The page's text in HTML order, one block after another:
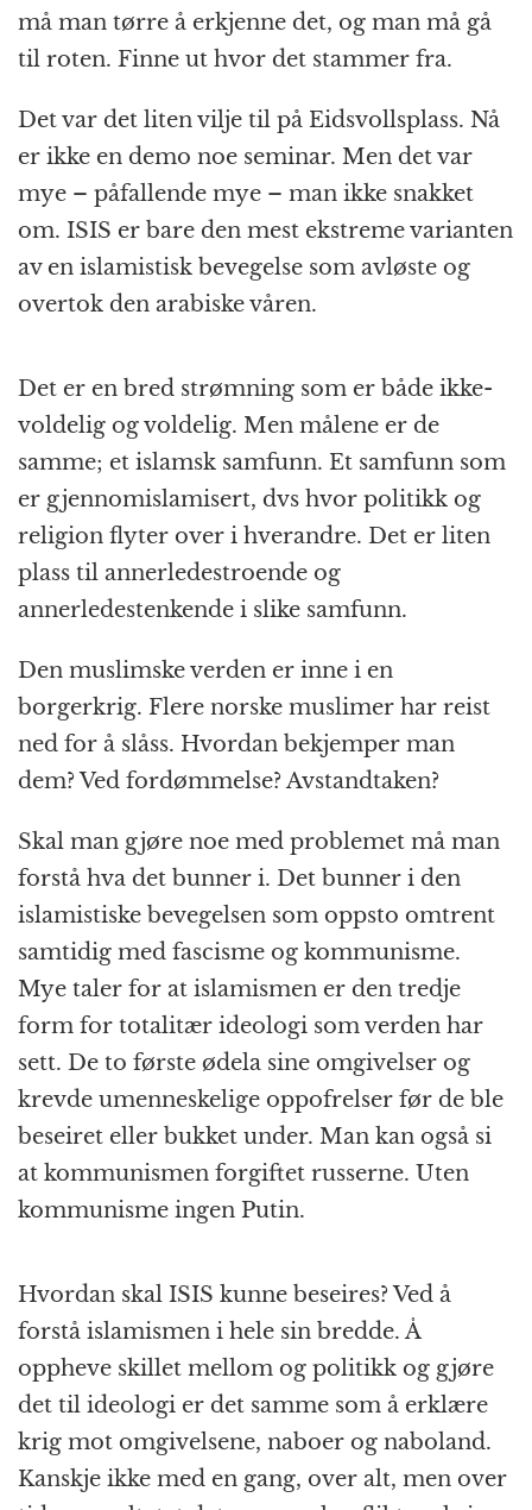
må man tørre å erkjenne det, og man må gå
til roten. Finne ut hvor det stammer fra.
Det var det liten vilje til på Eidsvollsplass. Nå
er ikke en demo noe seminar. Men det var
mye – påfallende mye – man ikke snakket
om. ISIS er bare den mest ekstreme varianten
av en islamistisk bevegelse som avløste og
overtok den arabiske våren.
Det er en bred strømning som er både ikke-
voldelig og voldelig. Men målene er de
samme; et islamsk samfunn. Et samfunn som
er gjennomislamisert, dvs hvor politikk og
religion flyter over i hverandre. Det er liten
plass til annerledestroende og
annerledestenkende i slike samfunn.
Den muslimske verden er inne i en
borgerkrig. Flere norske muslimer har reist
ned for å slåss. Hvordan bekjemper man
dem? Ved fordømmelse? Avstandtaken?
Skal man gjøre noe med problemet må man
forstå hva det bunner i. Det bunner i den
islamistiske bevegelsen som oppsto omtrent
samtidig med fascisme og kommunisme.
Mye taler for at islamismen er den tredje
form for totalitær ideologi som verden har
sett. De to første ødela sine omgivelser og
krevde umenneskelige oppofrelser før de ble
beseiret eller bukket under. Man kan også si
at kommunismen forgiftet russerne. Uten
kommunisme ingen Putin.
Hvordan skal ISIS kunne beseires? Ved å
forstå islamismen i hele sin bredde. Å
oppheve skillet mellom og politikk og gjøre
det til ideologi er det samme som å erklære
krig mot omgivelsene, naboer og naboland.
Kanskje ikke med en gang, over alt, men over